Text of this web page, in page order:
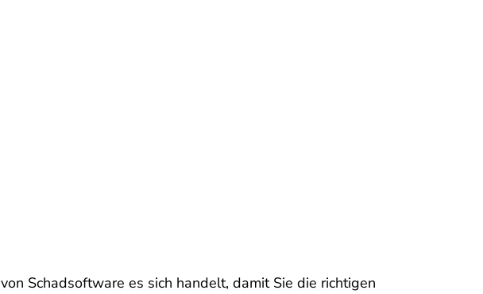
Schadsoftware es sich handelt, damit Sie die richtigen